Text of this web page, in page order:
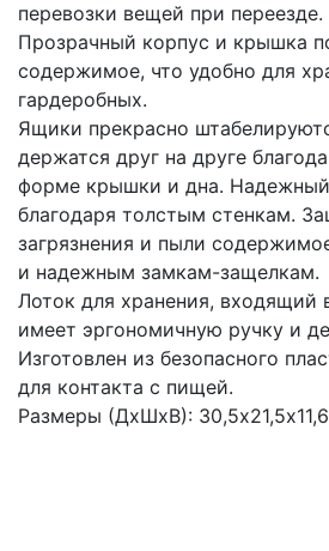
перевозки вещей при переезде.
Прозрачный корпус и крышка
содержимое, что удобно для
гардеробных.
Ящики прекрасно
держатся друг на друге
форме крышки и дна.
благодаря толстым стенкам.
загрязнения и пыли
и надежным замкам-защелкам.
Лоток для хранения, входящий
имеет эргономичную ручку и
Изготовлен из безопасного
для контакта с пищей.
Размеры (ДхШхВ):